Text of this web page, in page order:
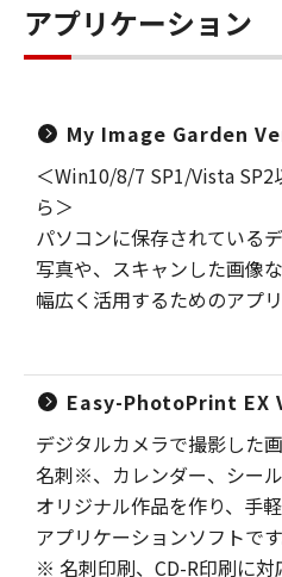
アプリケーション
My Image Garden
＜Win10/8/7 SP1/Vista SP2
ら＞
パソコンに保存されている
写真や、スキャンした画像
幅広く活用するためのアプ
Easy-PhotoPrint EX
デジタルカメラで撮影した
名刺※、カレンダー、シー
オリジナル作品を作り、手
アプリケーションソフトです
※ 名刺印刷、CD-R印刷に対